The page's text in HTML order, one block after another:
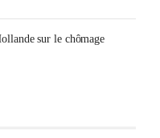
sur le chômage